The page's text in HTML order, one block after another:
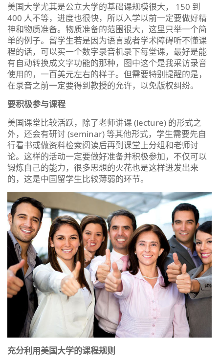
美国大学尤其是公立大学的基础课规模很大， 150 到
400 人不等，进度也很快，所以入学以前一定要做好精
神和物质准备。物质准备的范围很大，这里只举一个简
单的例子。留学生若是因为语言或者学术障碍听不懂课
程的话，可以买一个数字录音机录下每堂课，最好是能
有自动转换成文字功能的那种，图中这个是我采访录音
使用的，一百美元左右的样子。但需要特别提醒的是，
在录音之前一定要得到教授的允许，以免版权纠纷。
要积极参与课程
美国课堂比较活跃，除了老师讲课 (lecture) 的形式之
外，还会有研讨 (seminar) 等其他形式，学生需要先自
行看书或做资料检索阅读后再到课堂上分组和老师讨
论。这样的活动一定要做好准备并积极参加，不仅可以
锻炼自己的能力，很多思想的火花也是这样迸发出来
的，这是中国留学生比较薄弱的环节。
充分利用美国大学的课程规则